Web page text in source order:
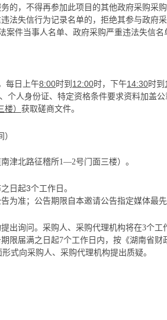
的，不得再参加此项目的其他政府采购采购
法失信行为记录名单的，拒绝其参与政府
案件当事人名单、政府采购严重违法失信
每日上午8:00时到 1 2:00时，下午14:30时到
、 个人身份证、特定资格条件要求资料加盖公
） 获取磋商文件。
津北路征稽所1—2号门面三楼） 。
日起3个工作日。
为准；公告期限自本邀请公告指定媒体最先
出询问。采购人、采购代理机构将在3个工
限届满之日起7个工作日内，按《湖南省财
式向采购人、采购代理机构提出质疑。